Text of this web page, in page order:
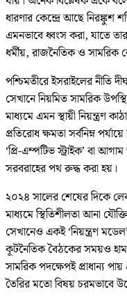
ধারণার কেন্দ্রে আছে নিরঙ্কুশ
এমনভাবে ধ্বংস করা, যাতে
ধর্মীয়, রাজনৈতিক ও সামরিক
পশ্চিমতীরে ইসরাইলের নীতি
সেখানে নিয়মিত সামরিক
মাধ্যমে এমন স্থায়ী নিয়ন্ত্রণ
প্রতিরোধ ক্ষমতা সর্বনিম্ন
‘প্রি-এম্পটিভ স্ট্রাইক’ বা
সরবরাহের পথ রুদ্ধ করা হয়।
২০২৪ সালের শেষের দিকে
মাধ্যমে স্থিতিশীলতা আনা
সেখানেও একই ‘নিয়ন্ত্রণ
কূটনৈতিক বৈঠকের সময়ও
সামরিক পদক্ষেপই প্রাধান্য
তৈরির মতো বিষয় চরমভাবে